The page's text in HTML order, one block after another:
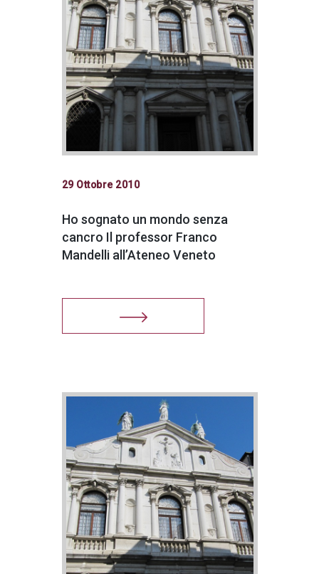
29 Ottobre 2010
Ho sognato un mondo senza
cancro Il professor Franco
Mandelli all’Ateneo Veneto